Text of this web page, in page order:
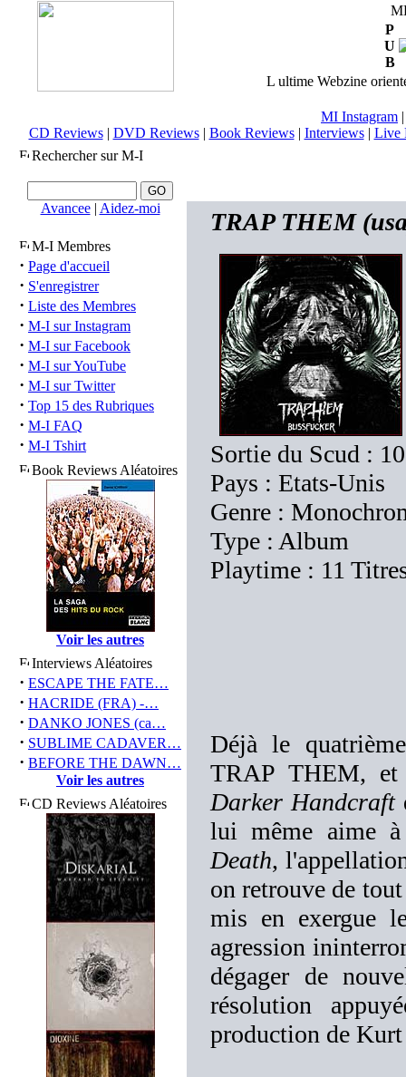
P
U
B
L ultime Webzine
MI Instagram
CD Reviews| DVD Reviews| Book Reviews| Interviews| Live
Rechercher sur M-I
Avancee| Aidez-moi
M-I Membres
· Page d'accueil
· S'enregistrer
· Liste des Membres
· M-I sur Instagram
· M-I sur Facebook
· M-I sur YouTube
· M-I sur Twitter
· Top 15 des Rubriques
· M-I FAQ
· M-I Tshirt
Book Reviews Aléatoires
Voir les autres
Interviews Aléatoires
· ESCAPE THE FATE…
· HACRIDE (FRA) -…
· DANKO JONES (ca…
· SUBLIME CADAVER…
· BEFORE THE DAWN…
Voir les autres
CD Reviews Aléatoires
TRAP THEM
Sortie du Scud :
Pays : Etats-Unis
Genre :
Type : Album
Playtime : 11
Déjà le
TRAP THEM, et
Darker Handcraft
lui même aime
Death,
on retrouve de
mis en exergue
agression
dégager de
résolution
production de